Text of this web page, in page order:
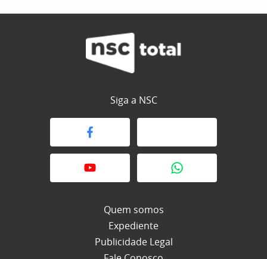
Siga a NSC
Quem somos
Expediente
Publicidade Legal